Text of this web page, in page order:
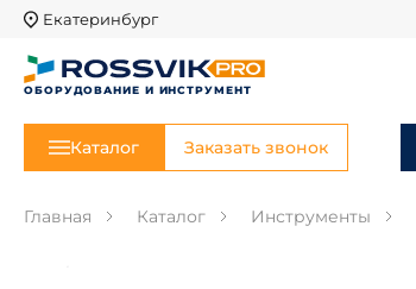
Екатеринбург
ОБОРУДОВАНИЕ И ИНСТРУМЕНТ
Каталог Заказать звонок
Главная Каталог Инструменты